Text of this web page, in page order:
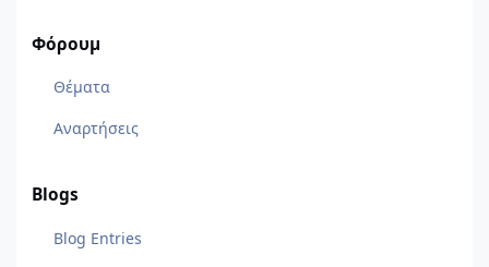
Φόρουμ
Θέματα
Αναρτήσεις
Blogs
Blog Entries